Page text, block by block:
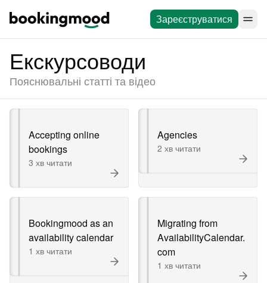
Зареєструватися
Екскурсоводи
Пояснювальні статті та відео
Accepting online
bookings
3 хв читати
Agencies
2 хв читати
Bookingmood as an
availability calendar
1 хв читати
Migrating from
AvailabilityCalendar.
com
1 хв читати